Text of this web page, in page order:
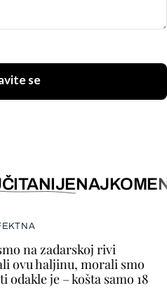
se
na zadarskoj rivi
ovu haljinu, morali smo
odakle je – košta samo 18